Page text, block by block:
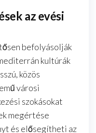
az evési
befolyásolják
kultúrák
közös
városi
szokásokat
megértése
és elősegítheti az